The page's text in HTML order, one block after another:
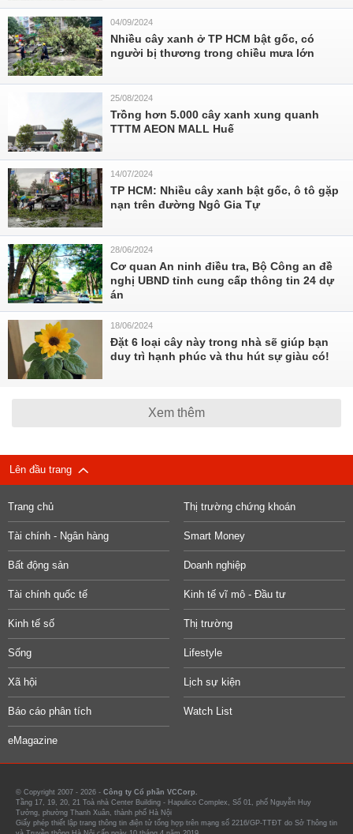
04/09/2024
Nhiều cây xanh ở TP HCM bật gốc, có
người bị thương trong chiều mưa lớn
25/08/2024
Trồng hơn 5.000 cây xanh xung quanh
TTTM AEON MALL Huế
14/07/2024
TP HCM: Nhiều cây xanh bật gốc, ô tô gặp
nạn trên đường Ngô Gia Tự
28/06/2024
Cơ quan An ninh điều tra, Bộ Công an đề
nghị UBND tỉnh cung cấp thông tin 24 dự
án
18/06/2024
Đặt 6 loại cây này trong nhà sẽ giúp bạn
duy trì hạnh phúc và thu hút sự giàu có!
Xem thêm
Lên đầu trang
Trang chủ Thị trường chứng khoán
Tài chính - Ngân hàng Smart Money
Bất động sản Doanh nghiệp
Tài chính quốc tế Kinh tế vĩ mô - Đầu tư
Kinh tế số Thị trường
Sống Lifestyle
Xã hội Lịch sự kiện
Báo cáo phân tích Watch List
eMagazine
© Copyright 2007 - 2026 - Công ty Cổ phần VCCorp.
Tầng 17, 19, 20, 21 Toà nhà Center Building - Hapulico Complex, Số 01, phố Nguyễn Huy
Tưởng, phường Thanh Xuân, thành phố Hà Nội
Giấy phép thiết lập trang thông tin điện tử tổng hợp trên mạng số 2216/GP-TTĐT do Sở Thông tin